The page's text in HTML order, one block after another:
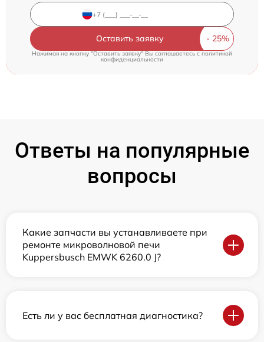
Оставить заявку
Нажимая на кнопку "Оставить заявку" Вы соглашаетесь c политикой
конфиденциальности
Ответы на популярные
вопросы
Какие запчасти вы устанавливаете при
ремонте микроволновой печи
Kuppersbusch EMWK 6260.0 J?
Есть ли у вас бесплатная диагностика?